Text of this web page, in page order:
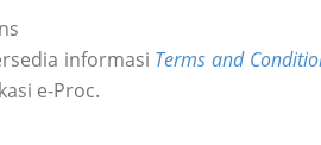
informasi Terms and
e-Proc.